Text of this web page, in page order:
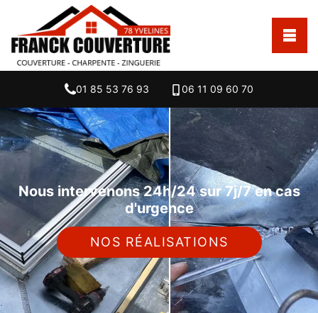
01 85 53 76 93 06 11 09 60 70
Nous intervenons 24h/24 sur 7j/7 en cas
d'urgence
NOS RÉALISATIONS